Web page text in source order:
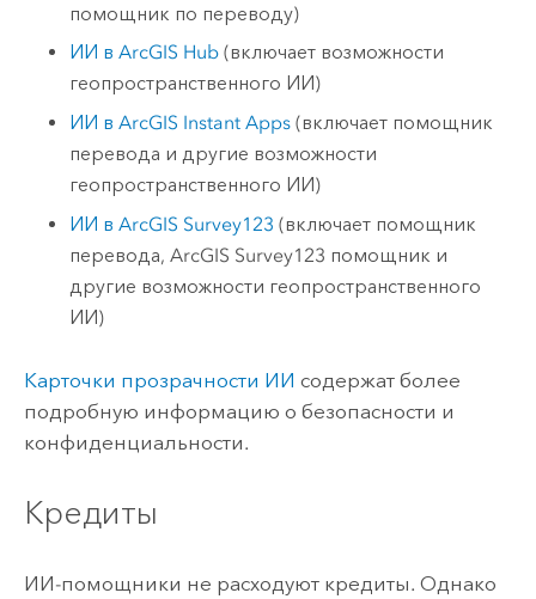
помощник по переводу)
ИИ вArcGIS Hub (включает возможности
геопространственного ИИ)
ИИ вArcGIS Instant Apps (включает помощник
перевода и другие возможности
геопространственного ИИ)
ИИ вArcGIS Survey123 (включает помощник
перевода,ArcGIS Survey123 помощник и
другие возможности геопространственного
ИИ)
Карточки прозрачности ИИ содержат более
подробную информацию о безопасности и
конфиденциальности.
Кредиты
ИИ-помощники не расходуют кредиты. Однако